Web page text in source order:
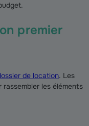
premier
de location. Les
les éléments